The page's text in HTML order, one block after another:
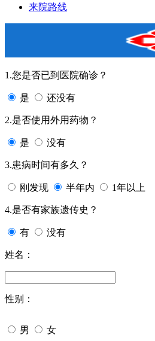
来院路线
1.您是否已到医院确诊？
是 还没有
2.是否使用外用药物？
是 没有
3.患病时间有多久？
刚发现 半年内 1年以上
4.是否有家族遗传史？
有 没有
姓名：
性别：
男 女